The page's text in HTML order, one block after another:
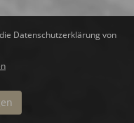
Datenschutzerklärung von